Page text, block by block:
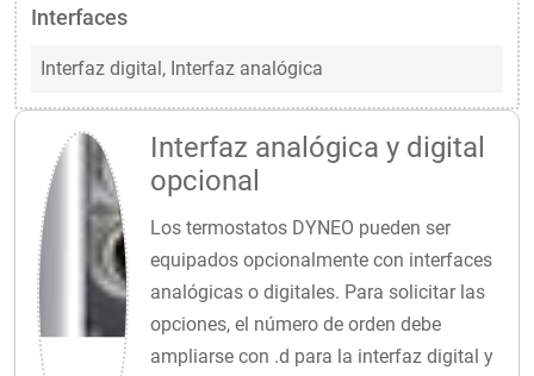
Interfaz analógica y digital
opcional
Los termostatos DYNEO pueden ser
equipados opcionalmente con interfaces
analógicas o digitales. Para solicitar las
opciones, el número de orden debe
ampliarse con .d para la interfaz digital y
Interfaces
Interfaz digital, Interfaz analógica